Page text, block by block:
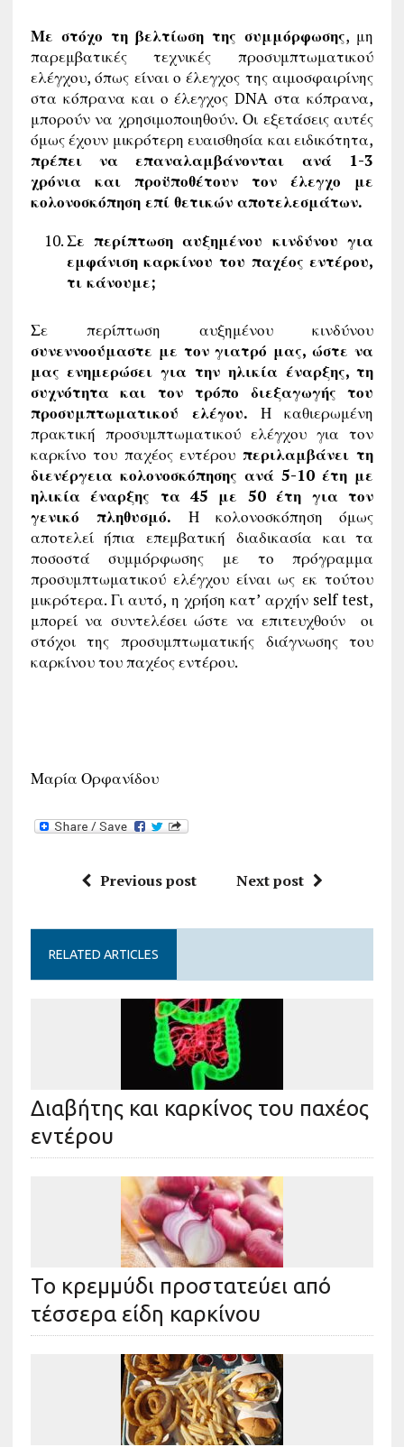
Με στόχο τη βελτίωση της συμμόρφωσης, μη
παρεμβατικές τεχνικές προσυμπτωματικού
ελέγχου, όπως είναι ο έλεγχος της αιμοσφαιρίνης
στα κόπρανα και ο έλεγχος DNA στα κόπρανα,
μπορούν να χρησιμοποιηθούν. Οι εξετάσεις αυτές
όμως έχουν μικρότερη ευαισθησία και ειδικότητα,
πρέπει να επαναλαμβάνονται ανά 1-3
χρόνια και προϋποθέτουν τον έλεγχο με
κολονοσκόπηση επί θετικών αποτελεσμάτων.
Σε περίπτωση αυξημένου κινδύνου για
εμφάνιση καρκίνου του παχέος εντέρου,
τι κάνουμε;
Σε περίπτωση αυξημένου κινδύνου
συνεννοούμαστε με τον γιατρό μας, ώστε να
μας ενημερώσει για την ηλικία έναρξης, τη
συχνότητα και τον τρόπο διεξαγωγής του
προσυμπτωματικού ελέγου. Η καθιερωμένη
πρακτική προσυμπτωματικού ελέγχου για τον
καρκίνο του παχέος εντέρου περιλαμβάνει τη
διενέργεια κολονοσκόπησης ανά 5-10 έτη με
ηλικία έναρξης τα 45 με 50 έτη για τον
γενικό πληθυσμό. Η κολονοσκόπηση όμως
αποτελεί ήπια επεμβατική διαδικασία και τα
ποσοστά συμμόρφωσης με το πρόγραμμα
προσυμπτωματικού ελέγχου είναι ως εκ τούτου
μικρότερα. Γι αυτό, η χρήση κατ’ αρχήν self test,
μπορεί να συντελέσει ώστε να επιτευχθούν οι
στόχοι της προσυμπτωματικής διάγνωσης του
καρκίνου του παχέος εντέρου.
Μαρία Ορφανίδου
Previous post Next post
RELATED ARTICLES
Διαβήτης και καρκίνος του παχέος
εντέρου
Το κρεμμύδι προστατεύει από
τέσσερα είδη καρκίνου